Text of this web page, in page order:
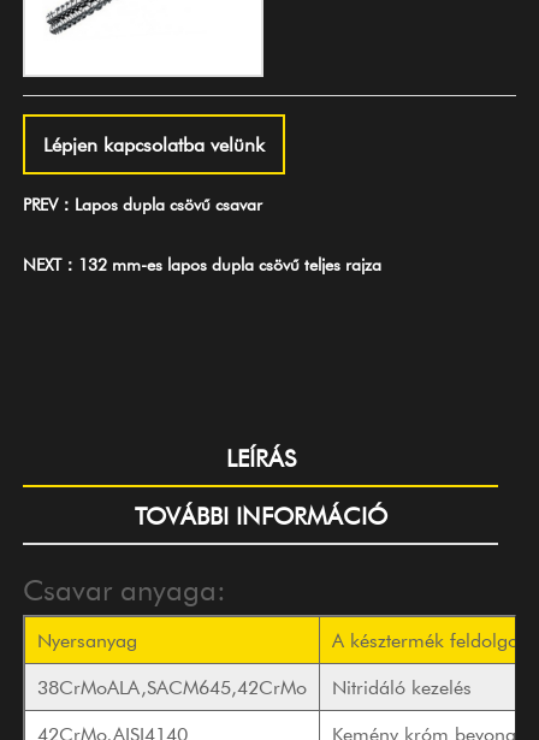
Lépjen kapcsolatba velünk
PREV：Lapos dupla csövű csavar
NEXT：132 mm-es lapos dupla csövű teljes rajza
LEÍRÁS
TOVÁBBI INFORMÁCIÓ
Csavar anyaga:
Nyersanyag
A késztermék
38CrMoALA,SACM645,42CrMo
Nitridáló kezelés
42CrMo,AISI4140
Kemény króm bevonatú